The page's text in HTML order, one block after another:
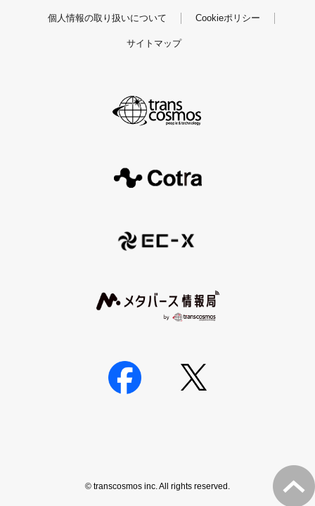
個人情報の取り扱いについて Cookieポリシー
サイトマップ
© transcosmos inc. All rights reserved.